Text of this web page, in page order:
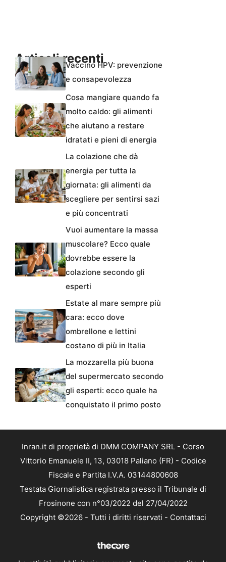
Articoli recentiVaccino HPV: prevenzione
e consapevolezza
Cosa mangiare quando fa
molto caldo: gli alimenti
che aiutano a restare
idratati e pieni di energia
La colazione che dà
energia per tutta la
giornata: gli alimenti da
scegliere per sentirsi sazi
e più concentrati
Vuoi aumentare la massa
muscolare? Ecco quale
dovrebbe essere la
colazione secondo gli
esperti
Estate al mare sempre più
cara: ecco dove
ombrellone e lettini
costano di più in Italia
La mozzarella più buona
del supermercato secondo
gli esperti: ecco quale ha
conquistato il primo posto
Inran.it di proprietà di DMM COMPANY SRL - Corso
Vittorio Emanuele II, 13, 03018 Paliano (FR) - Codice
Fiscale e Partita I.V.A. 03144800608
Testata Giornalistica registrata presso il Tribunale di
Frosinone con n°03/2022 del 27/04/2022
Copyright ©2026 - Tutti i diritti riservati - Contattaci